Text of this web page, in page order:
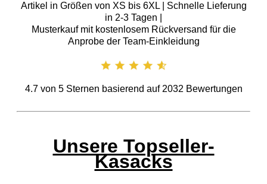
Artikel in Größen von XS bis 6XL | Schnelle Lieferung
in 2-3 Tagen |
Musterkauf mit kostenlosem Rückversand für die
Anprobe der Team-Einkleidung
4.7von 5Sternen basierend auf 2032 Bewertungen
Unsere Topseller-
Kasacks